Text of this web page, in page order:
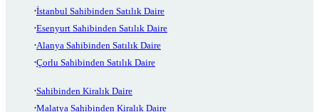
İstanbul Sahibinden Satılık Daire
Esenyurt Sahibinden Satılık Daire
Alanya Sahibinden Satılık Daire
Çorlu Sahibinden Satılık Daire
Sahibinden Kiralık Daire
Malatya Sahibinden Kiralık Daire